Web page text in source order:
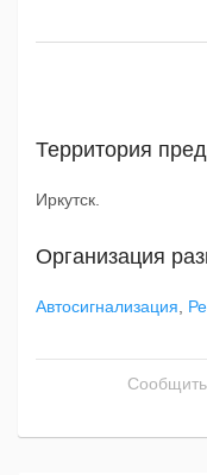
Территория
Иркутск.
Организация
Автосигнализация